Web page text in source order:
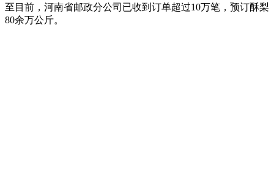
至目前，河南省邮政分公司已收到订单超过10万笔，预订酥梨
80余万公斤。